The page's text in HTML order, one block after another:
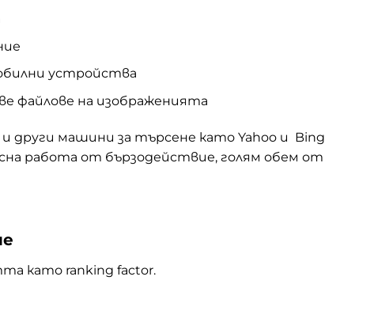
устройства
файлове на изображенията
и други машини за търсене като Yahoo и Bing
работа от бързодействие, голям обем от
като ranking factor.